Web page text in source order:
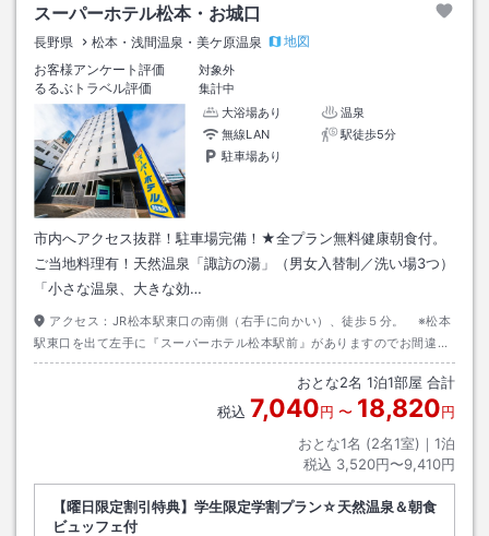
スーパーホテル松本・お城口
長野県 松本・浅間温泉・美ケ原温泉
地図
お客様アンケート評価
対象外
るるぶトラベル評価
集計中
大浴場あり
温泉
無線LAN
駅徒歩5分
駐車場あり
市内へアクセス抜群！駐車場完備！★全プラン無料健康朝食付。
ご当地料理有！天然温泉「諏訪の湯」（男女入替制／洗い場3つ）
「小さな温泉、大きな効…
アクセス： JR松本駅東口の南側（右手に向かい）、徒歩５分。 ※松本
駅東口を出て左手に『スーパーホテル松本駅前』がありますのでお間違い
ないようにお願いします。
おとな2名 1泊1部屋 合計
税込 7,040円 〜 18,820円
おとな1名 (2名1室)｜ 1泊
税込 3,520円〜9,410円
【曜日限定割引特典】学生限定学割プラン☆天然温泉＆朝食
ビュッフェ付